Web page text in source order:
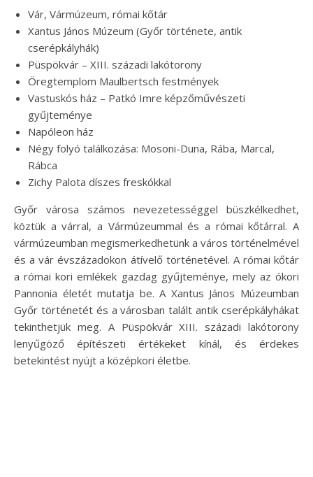
Vár, Vármúzeum, római kőtár
Xantus János Múzeum (Győr története, antik
cserépkályhák)
Püspökvár – XIII. századi lakótorony
Öregtemplom Maulbertsch festmények
Vastuskós ház – Patkó Imre képzőművészeti
gyűjteménye
Napóleon ház
Négy folyó találkozása: Mosoni-Duna, Rába, Marcal,
Rábca
Zichy Palota díszes freskókkal
Győr városa számos nevezetességgel büszkélkedhet,
köztük a várral, a Vármúzeummal és a római kőtárral. A
vármúzeumban megismerkedhetünk a város történelmével
és a vár évszázadokon átívelő történetével. A római kőtár
a római kori emlékek gazdag gyűjteménye, mely az ókori
Pannonia életét mutatja be. A Xantus János Múzeumban
Győr történetét és a városban talált antik cserépkályhákat
tekinthetjük meg. A Püspökvár XIII. századi lakótorony
lenyűgöző építészeti értékeket kínál, és érdekes
betekintést nyújt a középkori életbe.